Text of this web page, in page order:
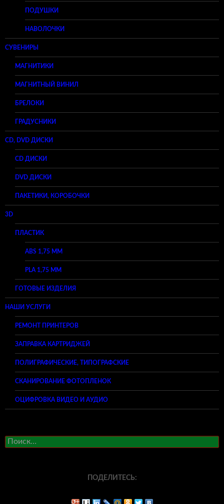
ПОДУШКИ
НАВОЛОЧКИ
СУВЕНИРЫ
МАГНИТИКИ
МАГНИТНЫЙ ВИНИЛ
БРЕЛОКИ
ГРАДУСНИКИ
CD, DVD ДИСКИ
CD ДИСКИ
DVD ДИСКИ
ПАКЕТИКИ, КОРОБОЧКИ
3D
ПЛАСТИК
ABS 1,75 ММ
PLA 1,75 ММ
ГОТОВЫЕ ИЗДЕЛИЯ
НАШИ УСЛУГИ
РЕМОНТ ПРИНТЕРОВ
ЗАПРАВКА КАРТРИДЖЕЙ
ПОЛИГРАФИЧЕСКИЕ, ТИПОГРАФСКИЕ
СКАНИРОВАНИЕ ФОТОПЛЕНОК
ОЦИФРОВКА ВИДЕО И АУДИО
Найти:
ПОДЕЛИТЕСЬ: